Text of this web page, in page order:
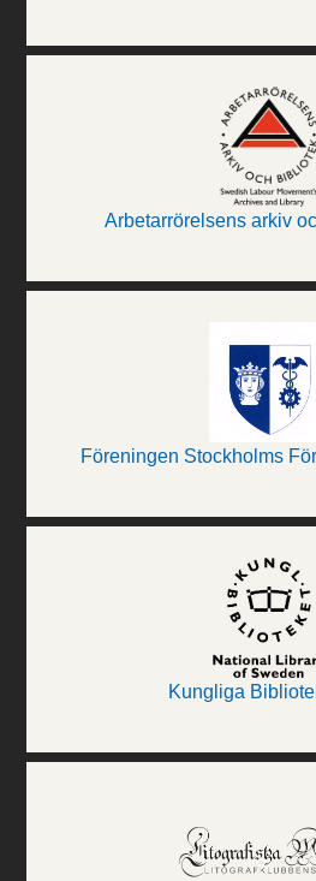
Arbetarrörelsens arkiv
Föreningen Stockholms
Kungliga